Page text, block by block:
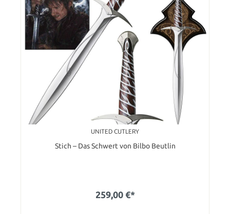
UNITED CUTLERY
Stich – Das Schwert von Bilbo Beutlin
259,00 €*